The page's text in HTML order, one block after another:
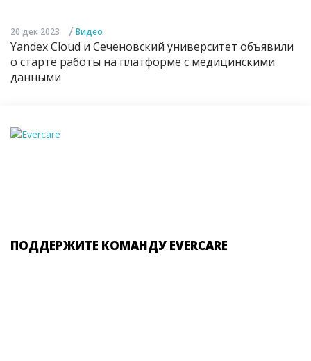
20 дек 2023 / Видео
Yandex Cloud и Сеченовский университет объявили
о старте работы на платформе с медицинскими
данными
ПОДДЕРЖИТЕ КОМАНДУ EVERCARE